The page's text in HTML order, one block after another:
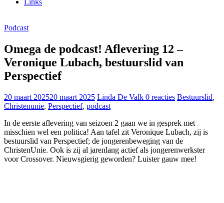
Podcast
Omega de podcast! Aflevering 12 –
Veronique Lubach, bestuurslid van
Perspectief
20 maart 202520 maart 2025 Linda De Valk 0 reacties Bestuurslid,
Christenunie, Perspectief, podcast
In de eerste aflevering van seizoen 2 gaan we in gesprek met
misschien wel een politica! Aan tafel zit Veronique Lubach, zij is
bestuurslid van Perspectief; de jongerenbeweging van de
ChristenUnie. Ook is zij al jarenlang actief als jongerenwerkster
voor Crossover. Nieuwsgierig geworden? Luister gauw mee!